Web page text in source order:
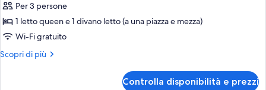
Jensen
Suite,
Sauna
Per 3 persone
1 letto queen e 1 divano letto (a una piazza e mezza)
Wi-Fi gratuito
Scopri di più
Altri
Controlla disponibilità e prezzi